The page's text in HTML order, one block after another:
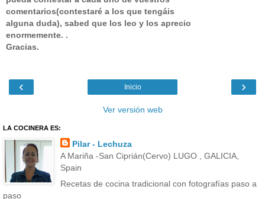
comentarios(contestaré a los que tengáis
alguna duda), sabed que los leo y los aprecio
enormemente. .
Gracias.
‹ ›
Inicio
Ver versión web
LA COCINERA ES:
Pilar - Lechuza
A Mariña -San Ciprián(Cervo) LUGO , GALICIA,
Spain
Recetas de cocina tradicional con fotografías paso a
paso